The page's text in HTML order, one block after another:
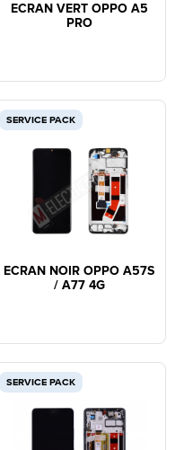
ECRAN VERT OPPO A5
PRO
SERVICE PACK
ECRAN NOIR OPPO A57S
/ A77 4G
SERVICE PACK